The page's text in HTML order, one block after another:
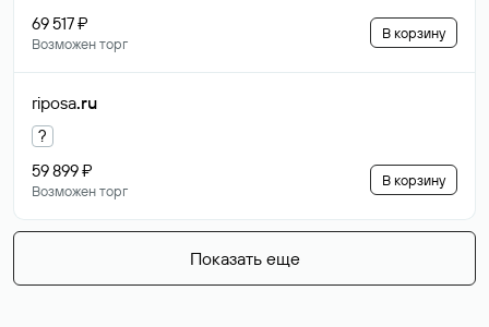
69 517 ₽
Возможен торг
В корзину
riposa.ru
?
59 899 ₽
Возможен торг
В корзину
Показать еще